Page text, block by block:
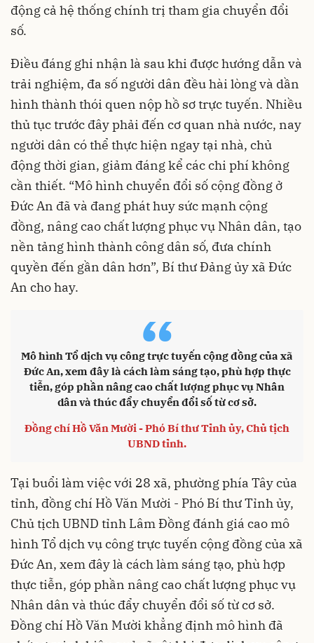
động cả hệ thống chính trị tham gia chuyển đổi
số.
Điều đáng ghi nhận là sau khi được hướng dẫn và
trải nghiệm, đa số người dân đều hài lòng và dần
hình thành thói quen nộp hồ sơ trực tuyến. Nhiều
thủ tục trước đây phải đến cơ quan nhà nước, nay
người dân có thể thực hiện ngay tại nhà, chủ
động thời gian, giảm đáng kể các chi phí không
cần thiết. “Mô hình chuyển đổi số cộng đồng ở
Đức An đã và đang phát huy sức mạnh cộng
đồng, nâng cao chất lượng phục vụ Nhân dân, tạo
nền tảng hình thành công dân số, đưa chính
quyền đến gần dân hơn”, Bí thư Đảng ủy xã Đức
An cho hay.
“
Mô hình Tổ dịch vụ công trực tuyến cộng đồng của xã
Đức An, xem đây là cách làm sáng tạo, phù hợp thực
tiễn, góp phần nâng cao chất lượng phục vụ Nhân
dân và thúc đẩy chuyển đổi số từ cơ sở.
Đồng chí Hồ Văn Mười - Phó Bí thư Tỉnh ủy, Chủ tịch
UBND tỉnh.
Tại buổi làm việc với 28 xã, phường phía Tây của
tỉnh, đồng chí Hồ Văn Mười - Phó Bí thư Tỉnh ủy,
Chủ tịch UBND tỉnh Lâm Đồng đánh giá cao mô
hình Tổ dịch vụ công trực tuyến cộng đồng của xã
Đức An, xem đây là cách làm sáng tạo, phù hợp
thực tiễn, góp phần nâng cao chất lượng phục vụ
Nhân dân và thúc đẩy chuyển đổi số từ cơ sở.
Đồng chí Hồ Văn Mười khẳng định mô hình đã